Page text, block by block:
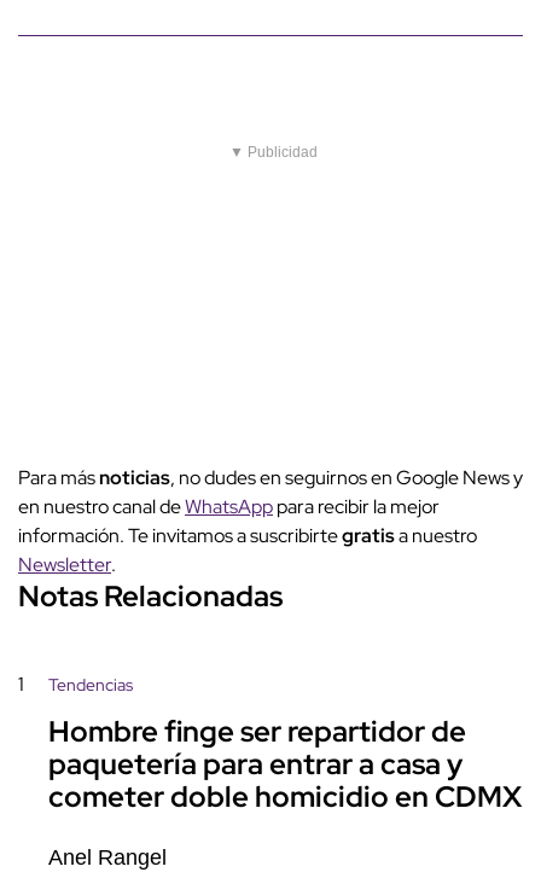
▼ Publicidad
Para másnoticias, no dudes en seguirnos en Google News y
en nuestro canal deWhatsApppara recibir la mejor
información. Te invitamos a suscribirtegratisa nuestro
Newsletter.
Notas Relacionadas
1 Tendencias
Hombre finge ser repartidor de
paquetería para entrar a casa y
cometer doble homicidio en CDMX
Anel Rangel